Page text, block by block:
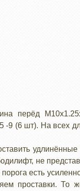
перёд
-9 (6 шт). На всех
не
есть
проставки. То